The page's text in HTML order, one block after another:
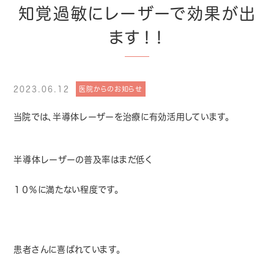
知覚過敏にレーザーで効果が出
ます！！
2023.06.12 医院からのお知らせ
当院では、半導体レーザーを治療に有効活用しています。
半導体レーザーの普及率はまだ低く
１０％に満たない程度です。
患者さんに喜ばれています。